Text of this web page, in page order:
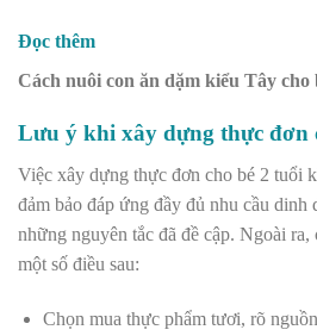
Đọc thêm
Cách nuôi con ăn dặm kiểu Tây cho
Lưu ý khi xây dựng thực đơn
Việc xây dựng thực đơn cho bé 2 tuổi
đảm bảo đáp ứng đầy đủ nhu cầu dinh
những nguyên tắc đã đề cập. Ngoài
một số điều sau:
Chọn mua thực phẩm tươi, rõ